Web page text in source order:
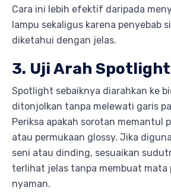
Cara ini lebih efektif daripada
lampu sekaligus karena penyebab
diketahui dengan jelas.
3. Uji Arah Spotlight
Spotlight sebaiknya diarahkan ke
ditonjolkan tanpa melewati garis
Periksa apakah sorotan memantul
atau permukaan glossy. Jika
seni atau dinding, sesuaikan
terlihat jelas tanpa membuat mata
nyaman.